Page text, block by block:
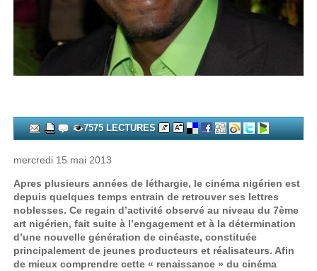
7575 LECTURES
mercredi 15 mai 2013
Apres plusieurs années de léthargie, le cinéma nigérien est
depuis quelques temps entrain de retrouver ses lettres
noblesses. Ce regain d’activité observé au niveau du 7ème
art nigérien, fait suite à l’engagement et à la détermination
d’une nouvelle génération de cinéaste, constituée
principalement de jeunes producteurs et réalisateurs. Afin
de mieux comprendre cette « renaissance » du cinéma